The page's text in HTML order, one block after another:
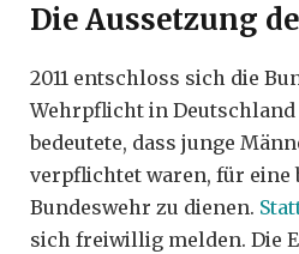
Die Aussetzung
2011 entschloss sich die
Wehrpflicht in Deutschland
bedeutete, dass junge
verpflichtet waren, für eine
Bundeswehr zu dienen.
sich freiwillig melden. Die